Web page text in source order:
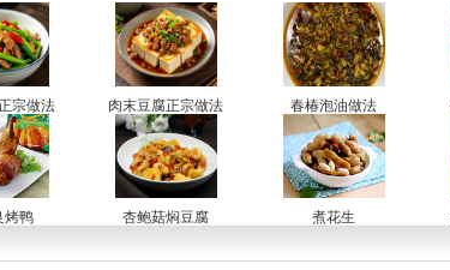
宗做法 肉末豆腐正宗做法 春椿泡油做法
烤鸭 杏鲍菇焖豆腐 煮花生